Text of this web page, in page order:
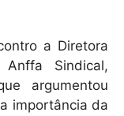
a Diretora
Sindical,
argumentou
importância da